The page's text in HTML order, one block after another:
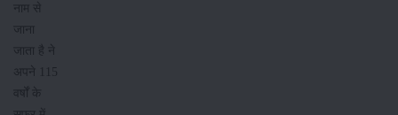
नाम से
जाना
जाता है ने
अपने 115
वर्षों के